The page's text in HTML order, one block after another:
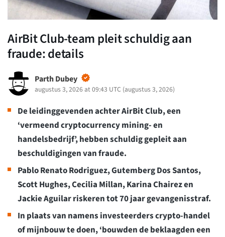
AirBit Club-team pleit schuldig aan
fraude: details
Parth Dubey
augustus 3, 2026 at 09:43 UTC (augustus 3, 2026)
De leidinggevenden achter AirBit Club, een
‘vermeend cryptocurrency mining- en
handelsbedrijf’, hebben schuldig gepleit aan
beschuldigingen van fraude.
Pablo Renato Rodriguez, Gutemberg Dos Santos,
Scott Hughes, Cecilia Millan, Karina Chairez en
Jackie Aguilar riskeren tot 70 jaar gevangenisstraf.
In plaats van namens investeerders crypto-handel
of mijnbouw te doen, ‘bouwden de beklaagden een